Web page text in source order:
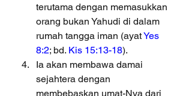
terutama dengan memasukkan
orang bukan Yahudi di dalam
rumah tangga iman (ayat Yes
8:2; bd. Kis 15:13-18).
Ia akan membawa damai
sejahtera dengan
membebaskan umat-Nya dari